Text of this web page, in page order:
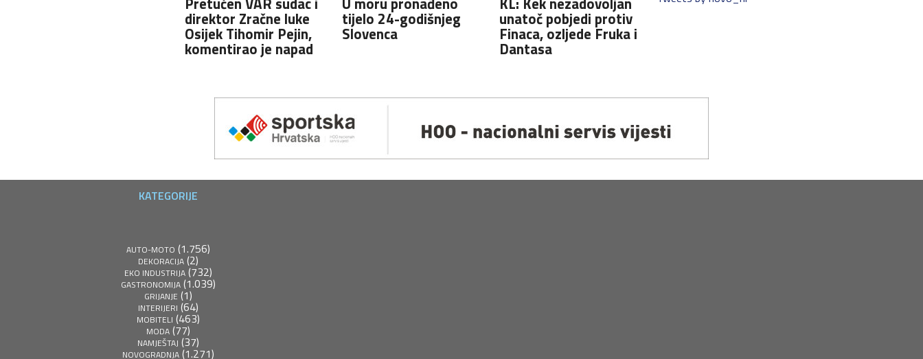
direktor Zračne luke
Osijek Tihomir Pejin,
komentirao je napad
tijelo 24-godišnjeg
Slovenca
unatoč pobjedi protiv
Finaca, ozljede Fruka i
Dantasa
KATEGORIJE
AUTO-MOTO (1.756)
DEKORACIJA(2)
EKO INDUSTRIJA(732)
GASTRONOMIJA(1.039)
GRIJANJE (1)
INTERIJERI (64)
MOBITELI (463)
MODA(77)
NAMJEŠTAJ (37)
NOVOGRADNJA(1.271)